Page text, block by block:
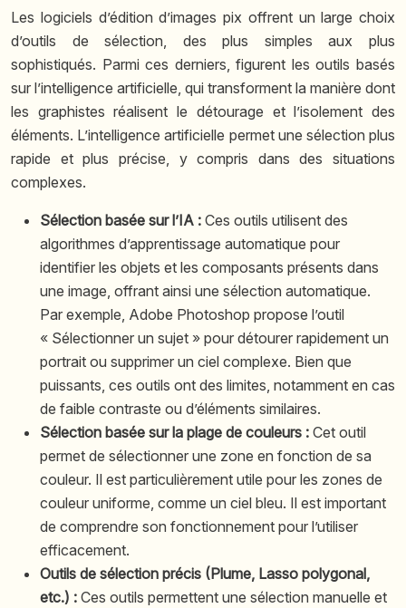
Les logiciels d’édition d’images pix offrent un large choix
d’outils de sélection, des plus simples aux plus
sophistiqués. Parmi ces derniers, figurent les outils basés
sur l’intelligence artificielle, qui transforment la manière dont
les graphistes réalisent le détourage et l’isolement des
éléments. L’intelligence artificielle permet une sélection plus
rapide et plus précise, y compris dans des situations
complexes.
Sélection basée sur l’IA : Ces outils utilisent des
algorithmes d’apprentissage automatique pour
identifier les objets et les composants présents dans
une image, offrant ainsi une sélection automatique.
Par exemple, Adobe Photoshop propose l’outil
« Sélectionner un sujet » pour détourer rapidement un
portrait ou supprimer un ciel complexe. Bien que
puissants, ces outils ont des limites, notamment en cas
de faible contraste ou d’éléments similaires.
Sélection basée sur la plage de couleurs : Cet outil
permet de sélectionner une zone en fonction de sa
couleur. Il est particulièrement utile pour les zones de
couleur uniforme, comme un ciel bleu. Il est important
de comprendre son fonctionnement pour l’utiliser
efficacement.
Outils de sélection précis (Plume, Lasso polygonal,
etc.) : Ces outils permettent une sélection manuelle et